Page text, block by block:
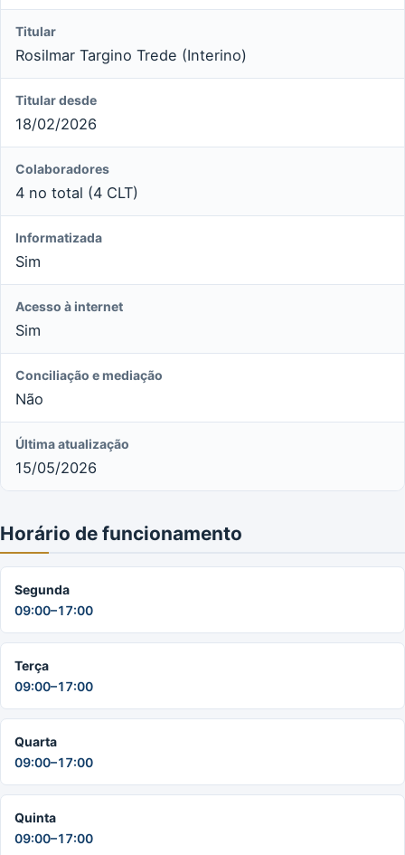
Titular
Rosilmar Targino Trede (Interino)
Titular desde
18/02/2026
Colaboradores
4 no total (4 CLT)
Informatizada
Sim
Acesso à internet
Sim
Conciliação e mediação
Não
Última atualização
15/05/2026
Horário de funcionamento
Segunda
09:00–17:00
Terça
09:00–17:00
Quarta
09:00–17:00
Quinta
09:00–17:00